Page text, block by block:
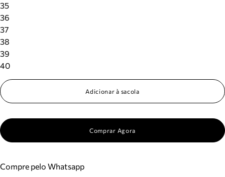
35
36
37
38
39
40
Adicionar à sacola
Comprar Agora
Compre pelo Whatsapp